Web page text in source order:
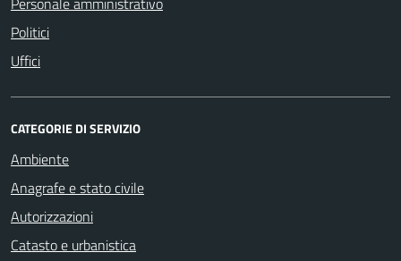
Politici
Uffici
CATEGORIE DI SERVIZIO
Ambiente
Anagrafe e stato civile
Autorizzazioni
Catasto e urbanistica